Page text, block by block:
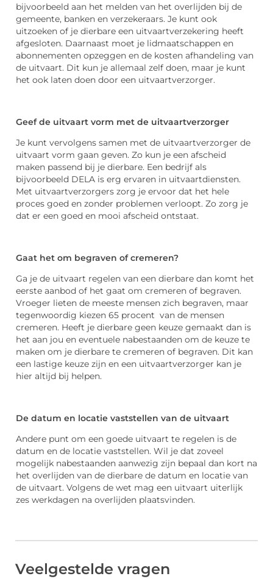
bijvoorbeeld aan het melden van het overlijden bij de
gemeente, banken en verzekeraars. Je kunt ook
uitzoeken of je dierbare een uitvaartverzekering heeft
afgesloten. Daarnaast moet je lidmaatschappen en
abonnementen opzeggen en de kosten afhandeling van
de uitvaart. Dit kun je allemaal zelf doen, maar je kunt
het ook laten doen door een uitvaartverzorger.
Geef de uitvaart vorm met de uitvaartverzorger
Je kunt vervolgens samen met de uitvaartverzorger de
uitvaart vorm gaan geven. Zo kun je een afscheid
maken passend bij je dierbare. Een bedrijf als
bijvoorbeeld DELA is erg ervaren in uitvaartdiensten.
Met uitvaartverzorgers zorg je ervoor dat het hele
proces goed en zonder problemen verloopt. Zo zorg je
dat er een goed en mooi afscheid ontstaat.
Gaat het om begraven of cremeren?
Ga je de uitvaart regelen van een dierbare dan komt het
eerste aanbod of het gaat om cremeren of begraven.
Vroeger lieten de meeste mensen zich begraven, maar
tegenwoordig kiezen 65 procent van de mensen
cremeren. Heeft je dierbare geen keuze gemaakt dan is
het aan jou en eventuele nabestaanden om de keuze te
maken om je dierbare te cremeren of begraven. Dit kan
een lastige keuze zijn en een uitvaartverzorger kan je
hier altijd bij helpen.
De datum en locatie vaststellen van de uitvaart
Andere punt om een goede uitvaart te regelen is de
datum en de locatie vaststellen. Wil je dat zoveel
mogelijk nabestaanden aanwezig zijn bepaal dan kort na
het overlijden van de dierbare de datum en locatie van
de uitvaart. Volgens de wet mag een uitvaart uiterlijk
zes werkdagen na overlijden plaatsvinden.
Veelgestelde vragen